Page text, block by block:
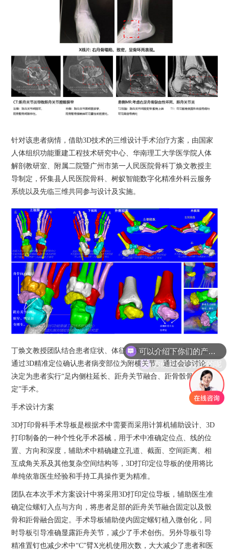
针对该患者病情，借助3D技术的三维设计手术治疗方案，由国家
人体组织功能重建工程技术研究中心、华南理工大学医学院人体
解剖教研室、附属二院暨广州市第一人民医院骨科丁焕文教授主
导制定，怀集县人民医院骨科、树蚁智能数字化精准外科云服务
系统以及先临三维共同参与设计及实施。
丁焕文教授团队结合患者症状、体征临床诊断为Muller-Weiss病。
通过3D精准定位确认患者病变部位为附横关节。通过会诊讨论，
决定为患者实行“足内侧柱延长、距舟关节融合、距骨骰骨融合固
定”手术。
手术设计方案
3D打印骨科手术导板是根据术中需要而采用计算机辅助设计、3D
打印制备的一种个性化手术器械，用于术中准确定位点、线的位
置、方向和深度，辅助术中精确建立孔道、截面、空间距离、相
互成角关系及其他复杂空间结构等，3D打印定位导板的使用将比
单纯依靠医生经验和手持工具操作更为精准。
团队在本次手术方案设计中将采用3D打印定位导板，辅助医生准
确定位螺钉入点与方向，将患者足部的距舟关节融合固定以及骰
骨和距骨融合固定。手术导板辅助使内固定螺钉植入微创化，同
时导板引导准确显露距舟关节，减少了手术创伤。另外导板引导
精准置钉也减少术中“C”臂X光机使用次数，大大减少了患者和医
可以介绍下你们的产品么
你们是怎么收费的呢